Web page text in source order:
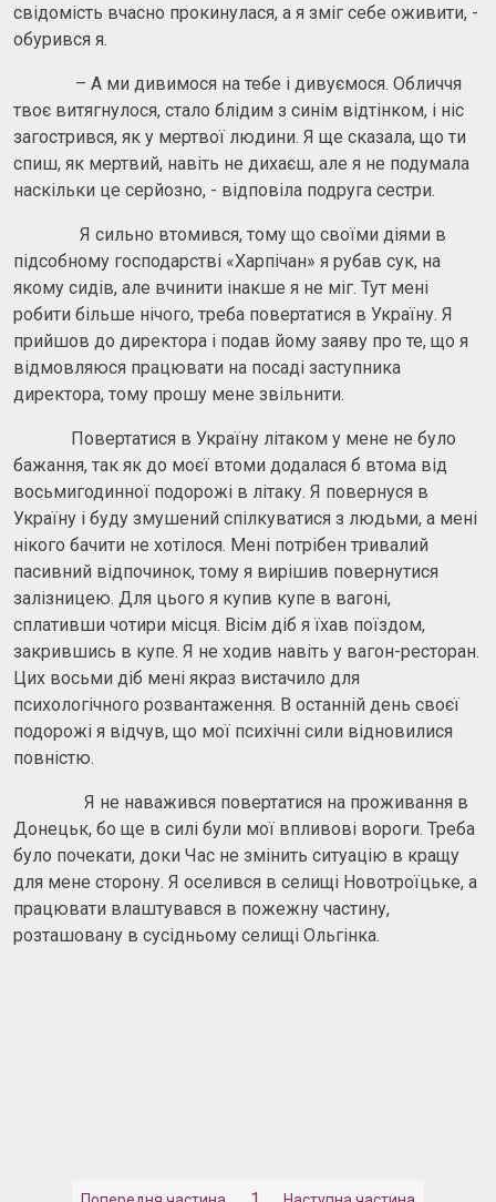
свідомість вчасно прокинулася, а я зміг себе оживити, -
обурився я.
– А ми дивимося на тебе і дивуємося. Обличчя
твоє витягнулося, стало блідим з синім відтінком, і ніс
загострився, як у мертвої людини. Я ще сказала, що ти
спиш, як мертвий, навіть не дихаєш, але я не подумала
наскільки це серйозно, - відповіла подруга сестри.
Я сильно втомився, тому що своїми діями в
підсобному господарстві «Харпічан» я рубав сук, на
якому сидів, але вчинити інакше я не міг. Тут мені
робити більше нічого, треба повертатися в Україну. Я
прийшов до директора і подав йому заяву про те, що я
відмовляюся працювати на посаді заступника
директора, тому прошу мене звільнити.
Повертатися в Україну літаком у мене не було
бажання, так як до моєї втоми додалася б втома від
восьмигодинної подорожі в літаку. Я повернуся в
Україну і буду змушений спілкуватися з людьми, а мені
нікого бачити не хотілося. Мені потрібен тривалий
пасивний відпочинок, тому я вирішив повернутися
залізницею. Для цього я купив купе в вагоні,
сплативши чотири місця. Вісім діб я їхав поїздом,
закрившись в купе. Я не ходив навіть у вагон-ресторан.
Цих восьми діб мені якраз вистачило для
психологічного розвантаження. В останній день своєї
подорожі я відчув, що мої психічні сили відновилися
повністю.
Я не наважився повертатися на проживання в
Донецьк, бо ще в силі були мої впливові вороги. Треба
було почекати, доки Час не змінить ситуацію в кращу
для мене сторону. Я оселився в селищі Новотроїцьке, а
працювати влаштувався в пожежну частину,
розташовану в сусідньому селищі Ольгінка.